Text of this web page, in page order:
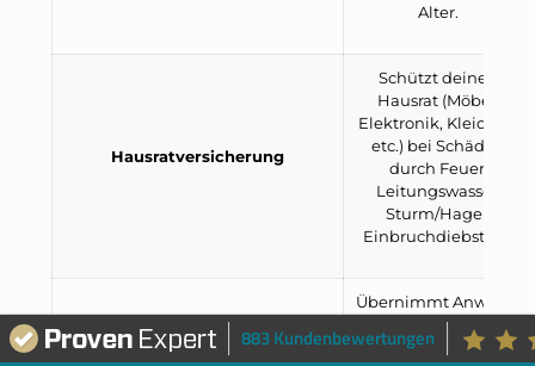
Alter.
Hausratversicherung
Schützt deinen
Hausrat (Möbel,
Elektronik, Kleidung
etc.) bei Schäden
durch Feuer,
Leitungswasser,
Sturm/Hagel,
Einbruchdiebstahl.
Übernimmt Anwalts-
und Gerichtskosten
bei rechtlichen
883 Kundenbewertungen